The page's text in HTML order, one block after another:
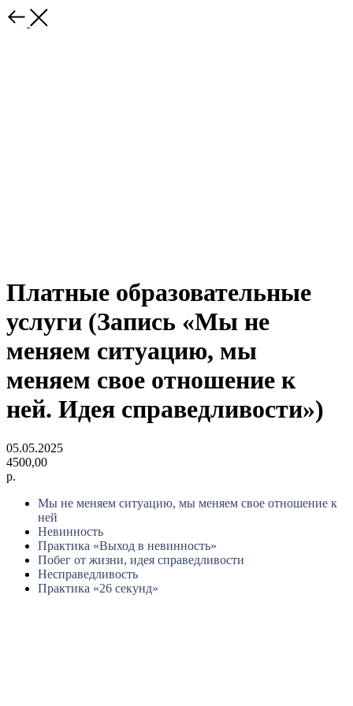
Платные образовательные
услуги (Запись «Мы не
меняем ситуацию, мы
меняем свое отношение к
ней. Идея справедливости»)
05.05.2025
4500,00
р.
Мы не меняем ситуацию, мы меняем свое отношение к
ней
Невинность
Практика «Выход в невинность»
Побег от жизни, идея справедливости
Несправедливость
Практика «26 секунд»